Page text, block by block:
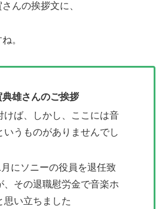
んの挨拶文に、
。
典雄さんのご挨拶
けば、しかし、ここには音
いうものがありませんでし
にソニーの役員を退任致
、その退職慰労金で音楽ホ
思い立ちました